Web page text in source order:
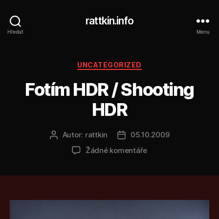
Hledat
rattkin.info
Menu
Rubriky
UNCATEGORIZED
Fotím HDR / Shooting
HDR
Autor
příspěvku
Autor: rattkin
Datum
příspěvku
05.10.2009
Žádné komentářeu